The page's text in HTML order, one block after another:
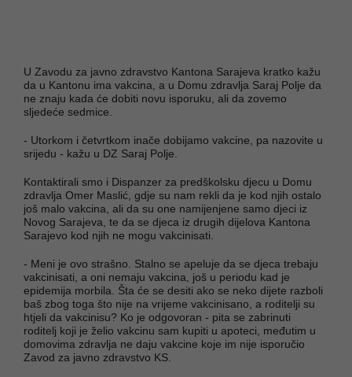
U Zavodu za javno zdravstvo Kantona Sarajeva kratko kažu
da u Kantonu ima vakcina, a u Domu zdravlja Saraj Polje da
ne znaju kada će dobiti novu isporuku, ali da zovemo
sljedeće sedmice.
- Utorkom i četvrtkom inače dobijamo vakcine, pa nazovite u
srijedu - kažu u DZ Saraj Polje.
Kontaktirali smo i Dispanzer za predškolsku djecu u Domu
zdravlja Omer Maslić, gdje su nam rekli da je kod njih ostalo
još malo vakcina, ali da su one namijenjene samo djeci iz
Novog Sarajeva, te da se djeca iz drugih dijelova Kantona
Sarajevo kod njih ne mogu vakcinisati.
- Meni je ovo strašno. Stalno se apeluje da se djeca trebaju
vakcinisati, a oni nemaju vakcina, još u periodu kad je
epidemija morbila. Šta će se desiti ako se neko dijete razboli
baš zbog toga što nije na vrijeme vakcinisano, a roditelji su
htjeli da vakcinisu? Ko je odgovoran - pita se zabrinuti
roditelj koji je želio vakcinu sam kupiti u apoteci, međutim u
domovima zdravlja ne daju vakcine koje im nije isporučio
Zavod za javno zdravstvo KS.